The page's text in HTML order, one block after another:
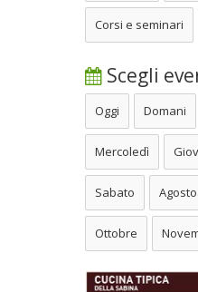
Corsi e seminari
Scegli
Oggi Domani
Mercoledì
Sabato Agosto
Ottobre